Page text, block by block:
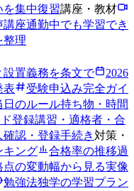
を集中復習講座・教材
講座通勤中でも学習でき
整理
設置義務を条文で
2026
表
受験申込み完全ガイ
日のルール持ち物・時間
登録講習・適格者・合
確認・登録手続き対策・
キング 合格率の推移過
点の変動幅から見る実像
勉強法独学の学習プラン